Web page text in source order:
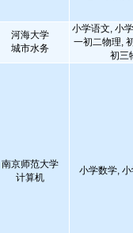
河海大学
城市水务
小学语文, 小
一初二物理,
初三
南京师范大学
计算机
小学数学,